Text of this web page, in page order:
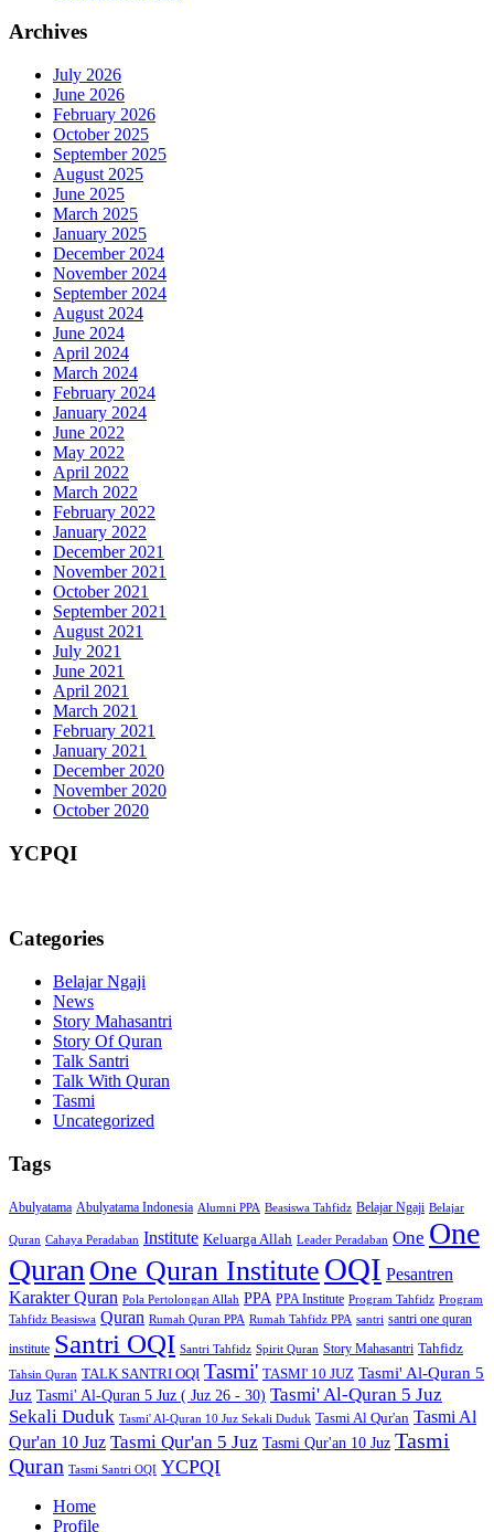
Archives
July 2026
June 2026
February 2026
October 2025
September 2025
August 2025
June 2025
March 2025
January 2025
December 2024
November 2024
September 2024
August 2024
June 2024
April 2024
March 2024
February 2024
January 2024
June 2022
May 2022
April 2022
March 2022
February 2022
January 2022
December 2021
November 2021
October 2021
September 2021
August 2021
July 2021
June 2021
April 2021
March 2021
February 2021
January 2021
December 2020
November 2020
October 2020
YCPQI
Categories
Belajar Ngaji
News
Story Mahasantri
Story Of Quran
Talk Santri
Talk With Quran
Tasmi
Uncategorized
Tags
Abulyatama Abulyatama Indonesia Alumni PPA Beasiswa Tahfidz Belajar Ngaji Belajar
Quran Cahaya Peradaban Institute Keluarga Allah Leader Peradaban One One
QuranOne Quran Institute OQI Pesantren
Karakter Quran Pola Pertolongan Allah PPA PPA Institute Program Tahfidz Program
Tahfidz Beasiswa Quran Rumah Quran PPA Rumah Tahfidz PPA santri santri one quran
institute Santri OQI Santri Tahfidz Spirit Quran Story Mahasantri Tahfidz
Tahsin Quran TALK SANTRI OQI Tasmi' TASMI' 10 JUZ Tasmi' Al-Quran 5
Juz Tasmi' Al-Quran 5 Juz ( Juz 26 - 30) Tasmi' Al-Quran 5 Juz
Sekali Duduk Tasmi' Al-Quran 10 Juz Sekali Duduk Tasmi Al Qur'an Tasmi Al
Qur'an 10 Juz Tasmi Qur'an 5 Juz Tasmi Qur'an 10 Juz Tasmi
Quran Tasmi Santri OQI YCPQI
Home
Profile